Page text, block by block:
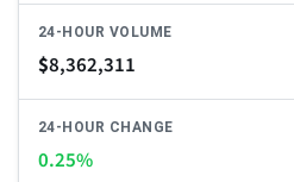
24-HOUR VOLUME
$8,362,311
24-HOUR CHANGE
0.25%